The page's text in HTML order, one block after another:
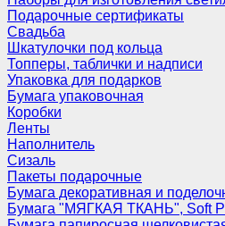
Подарочные сертификаты
Свадьба
Шкатулочки под кольца
Топперы, таблички и надписи
Упаковка для подарков
Бумага упаковочная
Коробки
Ленты
Наполнитель
Сизаль
Пакеты подарочные
Бумага декоративная и
Бумага "МЯГКАЯ ТКАНЬ", Soft